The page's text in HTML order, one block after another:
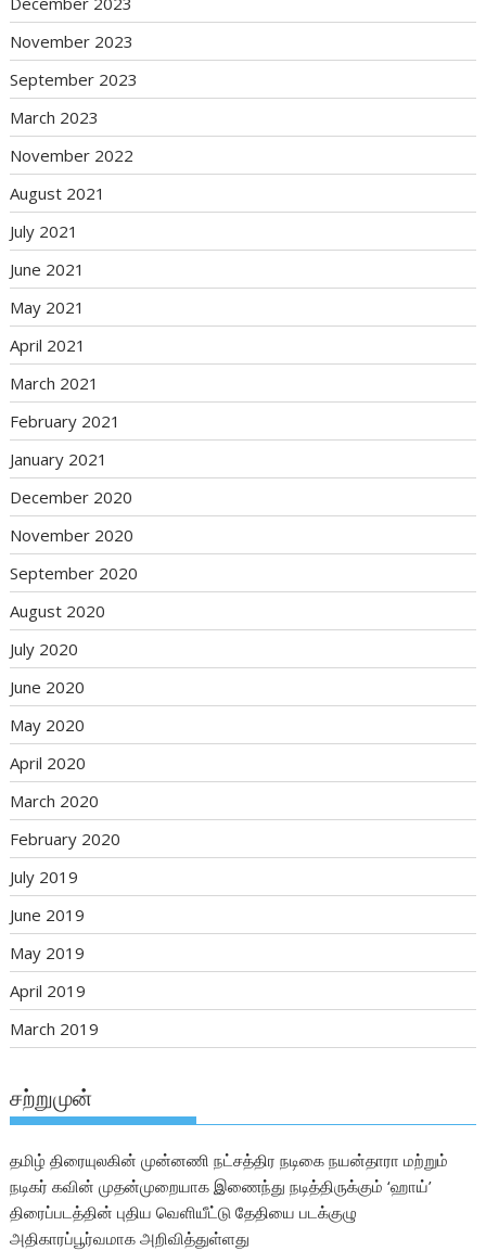
November 2023
September 2023
March 2023
November 2022
August 2021
July 2021
June 2021
May 2021
April 2021
March 2021
February 2021
January 2021
December 2020
November 2020
September 2020
August 2020
July 2020
June 2020
May 2020
April 2020
March 2020
February 2020
July 2019
June 2019
May 2019
April 2019
March 2019
சற்றுமுன்
தமிழ் திரையுலகின் முன்னணி நட்சத்திர நடிகை நயன்தாரா மற்றும்
நடிகர் கவின் முதன்முறையாக இணைந்து நடித்திருக்கும் ‘ஹாய்’
திரைப்படத்தின் புதிய வெளியீட்டு தேதியை படக்குழு
அதிகாரப்பூர்வமாக அறிவித்துள்ளது